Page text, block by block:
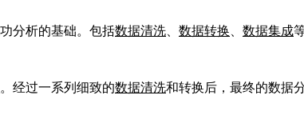
分析的基础。包括数据清洗 数据转换 数据集成
。经过一系列细致的数据清洗和转换后，最终的数据